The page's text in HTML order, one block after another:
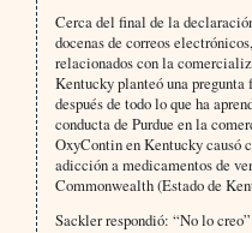
Cerca del final de la
docenas de correos
relacionados con la
Kentucky planteó una pregunta
después de todo lo que ha
conducta de Purdue en la
OxyContin en Kentucky causó
adicción a medicamentos de
Commonwealth (Estado de
Sackler respondió: “No lo